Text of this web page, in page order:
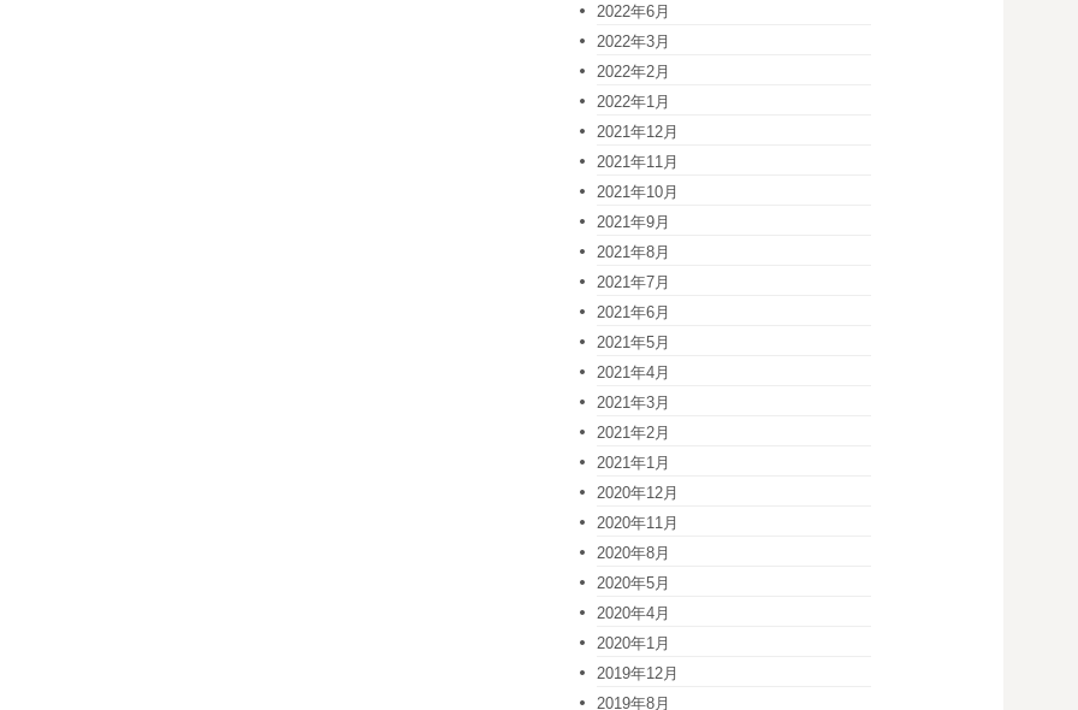
2022年6月
2022年3月
2022年2月
2022年1月
2021年12月
2021年11月
2021年10月
2021年9月
2021年8月
2021年7月
2021年6月
2021年5月
2021年4月
2021年3月
2021年2月
2021年1月
2020年12月
2020年11月
2020年8月
2020年5月
2020年4月
2020年1月
2019年12月
2019年8月